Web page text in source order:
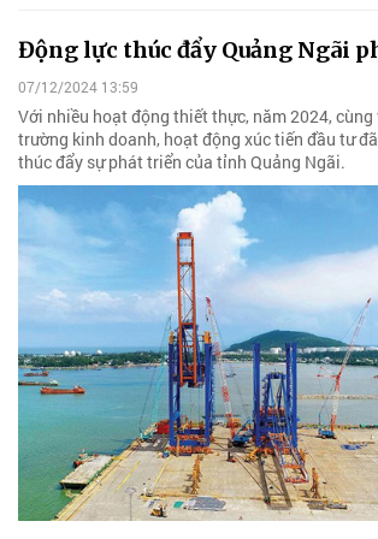
Động lực thúc đẩy Quảng Ngãi
07/12/2024 13:59
Với nhiều hoạt động thiết thực, năm 2024,
trường kinh doanh, hoạt động xúc tiến đầu tư
thúc đẩy sự phát triển của tỉnh Quảng Ngãi.